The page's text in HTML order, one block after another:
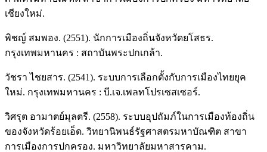
เชียงใหม่.
พิชญ์ สมพอง. (2551). นักการเมืองถิ่นจังหวัดยโสธร.
กรุงเทพมหานคร : สถาบันพระปกเกล้า.
วัชรา ไชยสาร. (2541). ระบบการเลือกตั้งกับการเมืองไทยยุค
ใหม่. กรุงเทพมหานคร : บี.เจ.เพลทโปรเซสเซอร์.
วิศรุต อามาตย์มุลตรี. (2558). ระบบอุปถัมภ์ในการเมืองท้องถิ่น
ของจังหวัดร้อยเอ็ด. วิทยานิพนธ์รัฐศาสตรมหาบัณฑิต สาขา
การเมืองการปกครอง. มหาวิทยาลัยมหาสารคาม.